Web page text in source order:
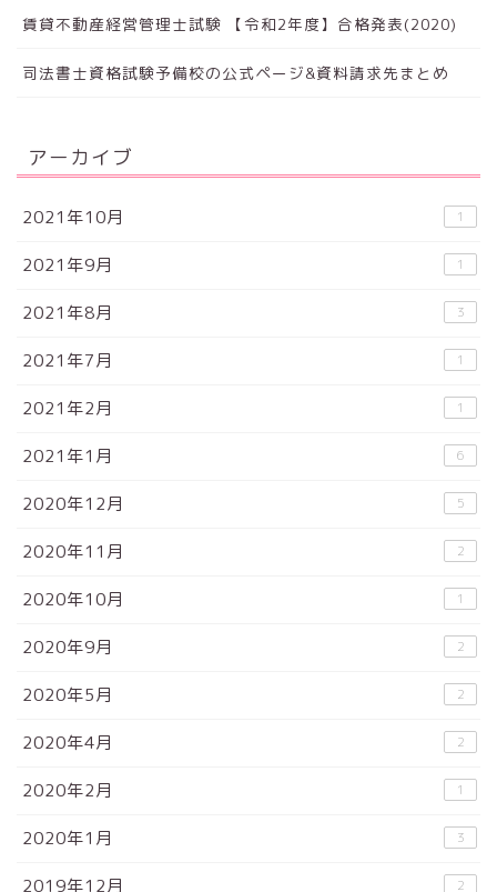
賃貸不動産経営管理士試験 【令和2年度】合格発表(2020)
司法書士資格試験予備校の公式ページ&資料請求先まとめ
アーカイブ
2021年10月 1
2021年9月 1
2021年8月 3
2021年7月 1
2021年2月 1
2021年1月 6
2020年12月 5
2020年11月 2
2020年10月 1
2020年9月 2
2020年5月 2
2020年4月 2
2020年2月 1
2020年1月 3
2019年12月 2